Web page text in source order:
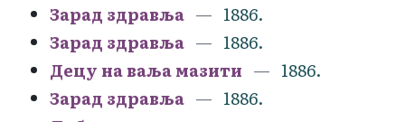
Зарад здравља
1886.
Зарад здравља
1886.
Децу на ваља мазити
1886.
Зарад здравља
1886.